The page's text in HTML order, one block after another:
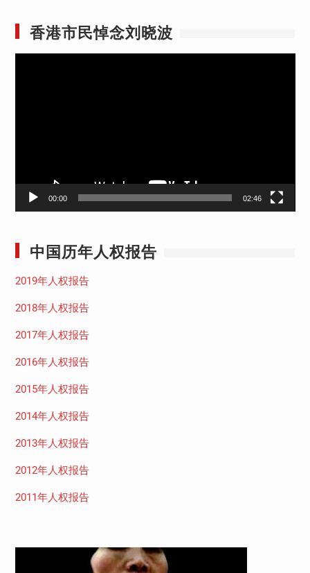
香港市民悼念刘晓波
00:00 02:46
中国历年人权报告
2019年人权报告
2018年人权报告
2017年人权报告
2016年人权报告
2015年人权报告
2014年人权报告
2013年人权报告
2012年人权报告
2011年人权报告